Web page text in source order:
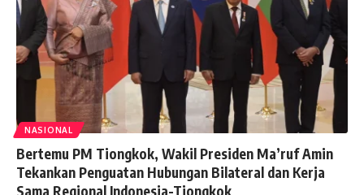
NASIONAL
Bertemu PM Tiongkok, Wakil Presiden Ma’ruf Amin
Tekankan Penguatan Hubungan Bilateral dan Kerja
Sama Regional Indonesia-Tiongkok